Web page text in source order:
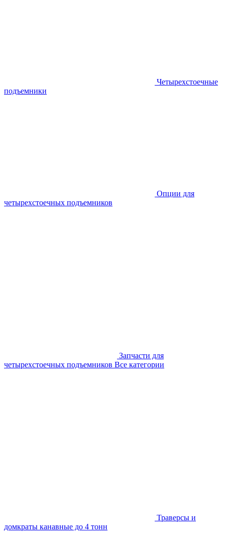
Четырехстоечные
подъемники
Опции для
четырехстоечных подъемников
Запчасти для
четырехстоечных подъемников Все категории
Траверсы и
домкраты канавные до 4 тонн